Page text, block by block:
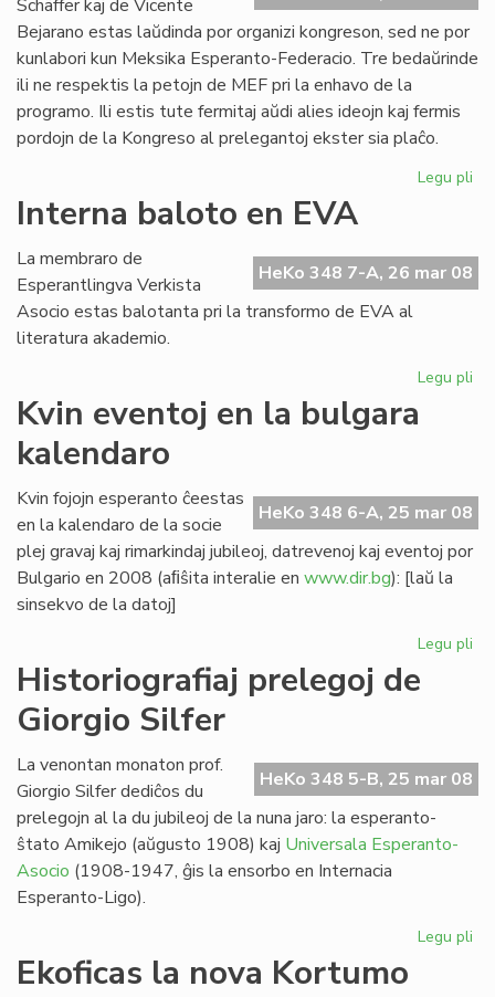
Schäffer kaj de Vicente
Bejarano estas laŭdinda por organizi kongreson, sed ne por
kunlabori kun Meksika Esperanto-Federacio. Tre bedaŭrinde
ili ne respektis la petojn de MEF pri la enhavo de la
programo. Ili estis tute fermitaj aŭdi alies ideojn kaj fermis
pordojn de la Kongreso al prelegantoj ekster sia plaĉo.
Legu pli
Interna baloto en EVA
HeKo 348 7-A, 26 mar 08
La membraro de
Esperantlingva Verkista
Asocio estas balotanta pri la transformo de EVA al
literatura akademio.
Legu pli
Kvin eventoj en la bulgara
kalendaro
HeKo 348 6-A, 25 mar 08
Kvin fojojn esperanto ĉeestas
en la kalendaro de la socie
plej gravaj kaj rimarkindaj jubileoj, datrevenoj kaj eventoj por
Bulgario en 2008 (aﬁŝita interalie en www.dir.bg): [laŭ la
sinsekvo de la datoj]
Legu pli
Historiografiaj prelegoj de
Giorgio Silfer
HeKo 348 5-B, 25 mar 08
La venontan monaton prof.
Giorgio Silfer dediĉos du
prelegojn al la du jubileoj de la nuna jaro: la esperanto-
ŝtato Amikejo (aŭgusto 1908) kaj Universala Esperanto-
Asocio (1908-1947, ĝis la ensorbo en Internacia
Esperanto-Ligo).
Legu pli
Ekoficas la nova Kortumo